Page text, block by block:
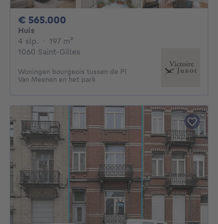
€ 565.000
Huis
4 slp. 4 slaapkamers
· 197 m²
1060 Saint-Gilles
Woningen bourgeois tussen de Pl
Van Meenen en het park